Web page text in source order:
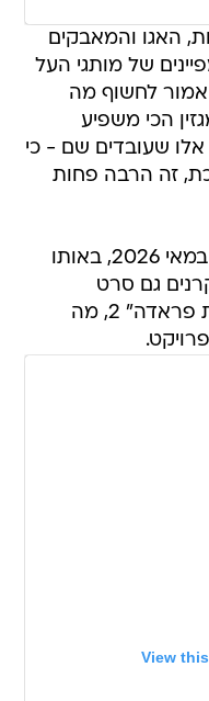
האגו והמאבקים
של מותגי העל
אמור לחשוף מה
הכי משפיע
שעובדים שם - כי
זה הרבה פחות
הספר החדש צפוי לצאת לאור במאי 2026, באותו
גם סרט
ההמשך המדובר "השטן לובשת פראדה" 2, מה
View